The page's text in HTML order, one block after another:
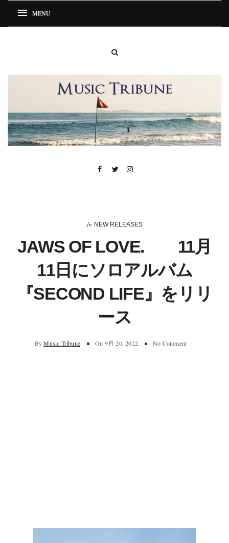
In NEW RELEASES
JAWS OF LOVE. 11月
11日にソロアルバム
『SECOND LIFE』をリリ
ース
By Music Tribune On 9月 20, 2022 No Comment